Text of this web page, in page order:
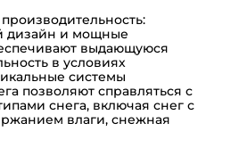
дизайн и мощные
выдающуюся
в условиях
системы
позволяют справляться с
снега, включая снег с
влаги, снежная